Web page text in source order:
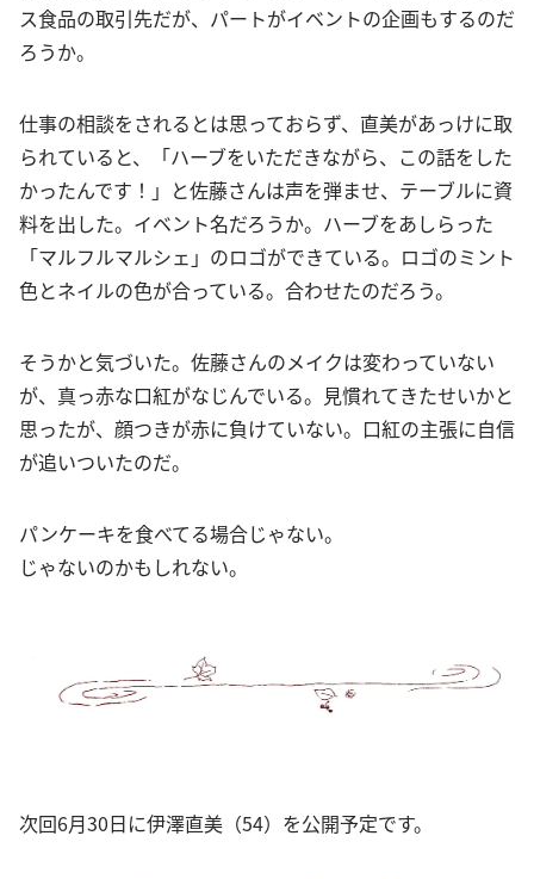
ス食品の取引先だが、パートがイベントの企画もするのだ
ろうか。
仕事の相談をされるとは思っておらず、直美があっけに取
られていると、「ハーブをいただきながら、この話をした
かったんです！」と佐藤さんは声を弾ませ、テーブルに資
料を出した。イベント名だろうか。ハーブをあしらった
「マルフルマルシェ」のロゴができている。ロゴのミント
色とネイルの色が合っている。合わせたのだろう。
そうかと気づいた。佐藤さんのメイクは変わっていない
が、真っ赤な口紅がなじんでいる。見慣れてきたせいかと
思ったが、顔つきが赤に負けていない。口紅の主張に自信
が追いついたのだ。
パンケーキを食べてる場合じゃない。
じゃないのかもしれない。
次回6月30日に伊澤直美（54）を公開予定です。